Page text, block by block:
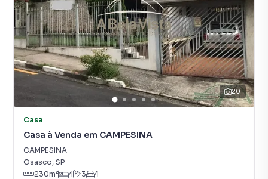
20
Casa
Casa à Venda em CAMPESINA
CAMPESINA
Osasco, SP
230m² 4 3 4